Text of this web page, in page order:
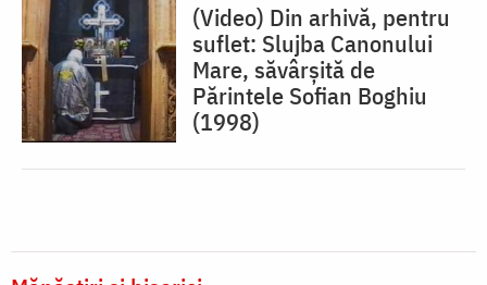
(Video) Din arhivă, pentru
suflet: Slujba Canonului
Mare, săvârșită de
Părintele Sofian Boghiu
(1998)